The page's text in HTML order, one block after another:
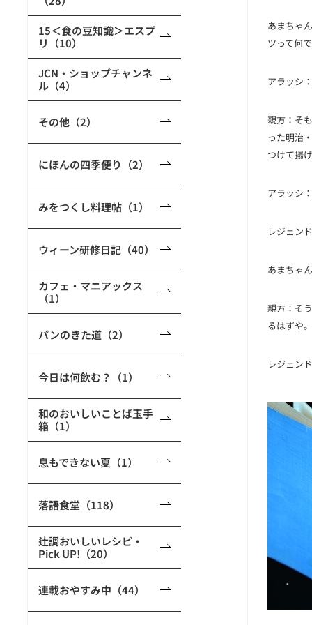
15＜食の豆知識＞エスプ
リ（10）
JCN・ショップチャンネ
ル（4）
その他（2）
にほんの四季便り（2）
みをつくし料理帖（1）
ウィーン研修日記（40）
カフェ・マニアックス
（1）
パンのきた道（2）
今日は何飲む？（1）
和のおいしいことば玉手
箱（1）
息もできない夏（1）
落語食堂（118）
辻調おいしいレシピ・
Pick UP!（20）
連載おやすみ中（44）
あまちゃん
ツって何
アラッシ
親方 ：そ
った明治
つけて揚
アラッシ
レジェンド
あまちゃん
親方 ：そ
るはずや。
レジェンド